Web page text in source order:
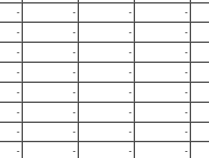
- - - -
- - - -
- - - -
- - - -
- - - -
- - - -
- - - -
- - - -